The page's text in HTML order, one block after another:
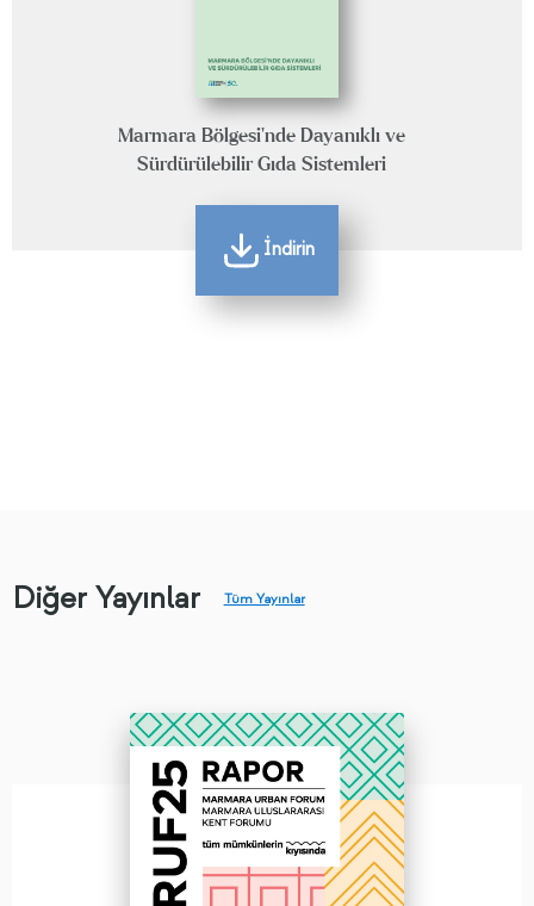
Marmara Bölgesi’nde Dayanıklı ve
Sürdürülebilir Gıda Sistemleri
İndirin
Diğer Yayınlar Tüm Yayınlar